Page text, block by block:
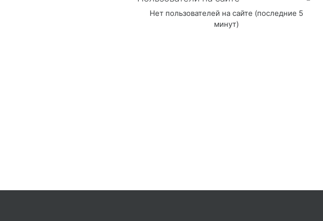
Нет пользователей на сайте (последние 5
минут)